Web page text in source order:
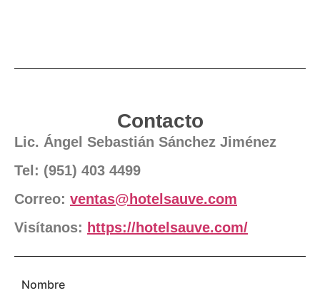
Contacto
Lic. Ángel Sebastián Sánchez Jiménez
Tel: (951) 403 4499
Correo: ventas@hotelsauve.com
Visítanos: https://hotelsauve.com/
Nombre